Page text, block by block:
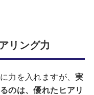
リング力
力を入れますが、実
のは、優れたヒアリ